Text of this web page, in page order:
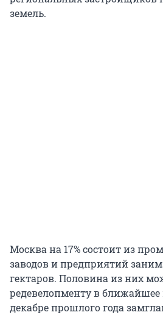
земель.
Москва на 17% состоит из
заводов и предприятий
гектаров. Половина из них
редевелопменту в
декабре прошлого года